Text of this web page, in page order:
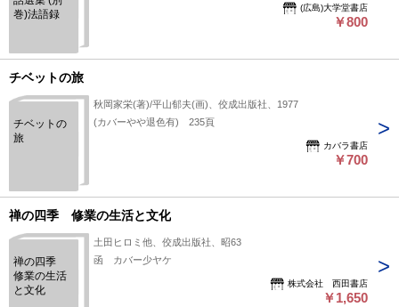
巻)法語録
(広島)大学堂書店
￥800
チベットの旅
チベットの
旅
秋岡家栄(著)/平山郁夫(画)、佼成出版社、1977
(カバーやや退色有) 235頁
カバラ書店
￥700
禅の四季 修業の生活と文化
禅の四季
修業の生活
と文化
土田ヒロミ他、佼成出版社、昭63
函 カバー少ヤケ
株式会社 西田書店
￥1,650